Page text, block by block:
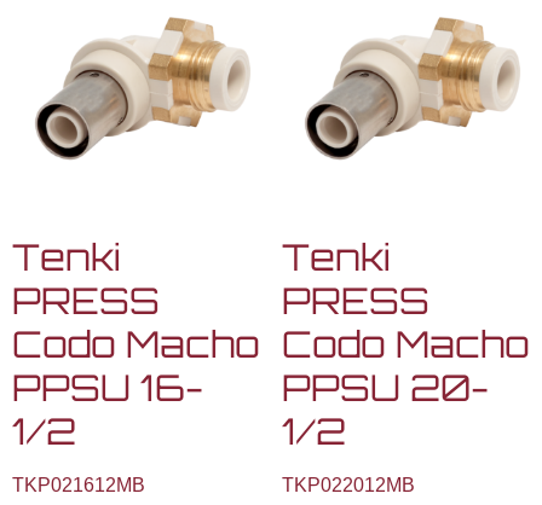
Tenki
PRESS
Codo Macho
PPSU 16-
1/2
TKP021612MB
Tenki
PRESS
Codo Macho
PPSU 20-
1/2
TKP022012MB